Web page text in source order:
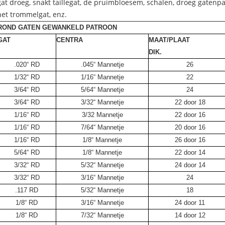
droeg, snakt taillegat, de pruimbloesem, schalen, droeg
trommelgat, enz.
GATEN GEWANKELD PATROON
CENTRA
MAAT/PLAAT
DIK.
.020“ RD
.045“ Mannetje
26
1/32“ RD
1/16“ Mannetje
22
3/64“ RD
5/64“ Mannetje
24
3/64“ RD
3/32“ Mannetje
22 door 18
1/16“ RD
3/32 Mannetje
22 door 16
1/16“ RD
7/64“ Mannetje
20 door 16
1/16“ RD
1/8“ Mannetje
26 door 16
5/64“ RD
1/8“ Mannetje
22 door 14
3/32“ RD
5/32“ Mannetje
24 door 14
3/32“ RD
3/16“ Mannetje
24
.117 RD
5/32“ Mannetje
18
1/8“ RD
3/16“ Mannetje
24 door 11
1/8“ RD
7/32“ Mannetje
14 door 12